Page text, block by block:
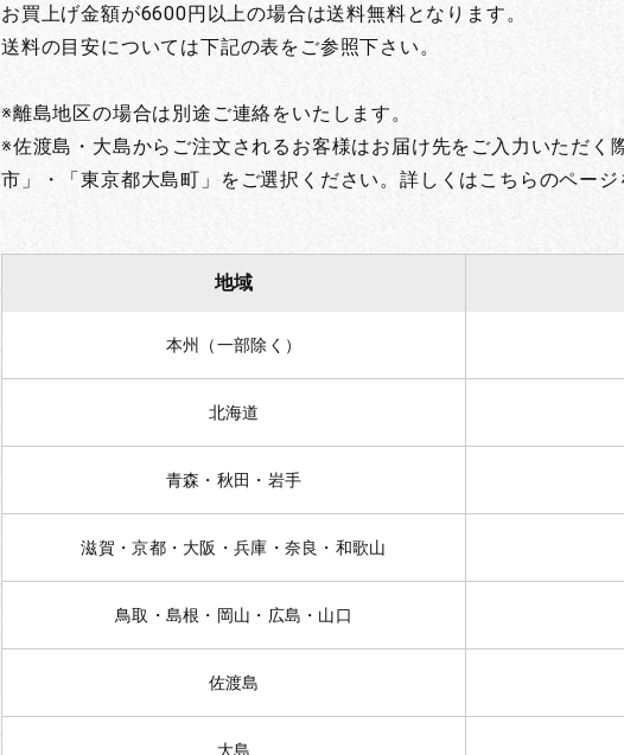
お買い物を続ける カートへ進む
お買上げ金額が6600円以上の場合は送料無料となります。
送料の目安については下記の表をご参照下さい。
※離島地区の場合は別途ご連絡をいたします。
※佐渡島・大島からご注文されるお客様はお届け先をご入力いただく
市」・「東京都大島町」をご選択ください。詳しくはこちらのページ
地域
本州（一部除く）
北海道
青森・秋田・岩手
滋賀・京都・大阪・兵庫・奈良・和歌山
鳥取・島根・岡山・広島・山口
佐渡島
大島